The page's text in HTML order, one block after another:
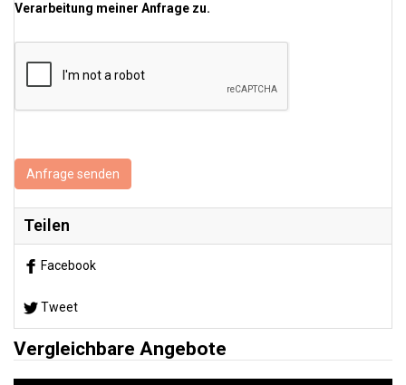
Verarbeitung meiner Anfrage zu.
Anfrage senden
Teilen
Facebook
Tweet
Vergleichbare Angebote